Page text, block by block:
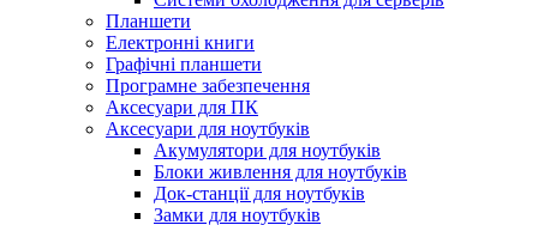
Планшети
Електронні книги
Графічні планшети
Програмне забезпечення
Аксесуари для ПК
Аксесуари для ноутбуків
Акумулятори для ноутбуків
Блоки живлення для ноутбуків
Док-станції для ноутбуків
Замки для ноутбуків